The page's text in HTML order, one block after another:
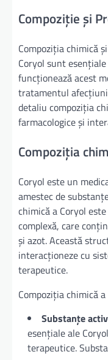
Compoziție și
Compoziția chimică
Coryol sunt
funcționează acest
tratamentul
detaliu compoziția
farmacologice și
Compoziția
Coryol este un
amestec de
chimică a Coryol
complexă, care
și azot. Această
interacționeze cu
terapeutice.
Compoziția chimică
Substanțe
esențiale ale
terapeutice.